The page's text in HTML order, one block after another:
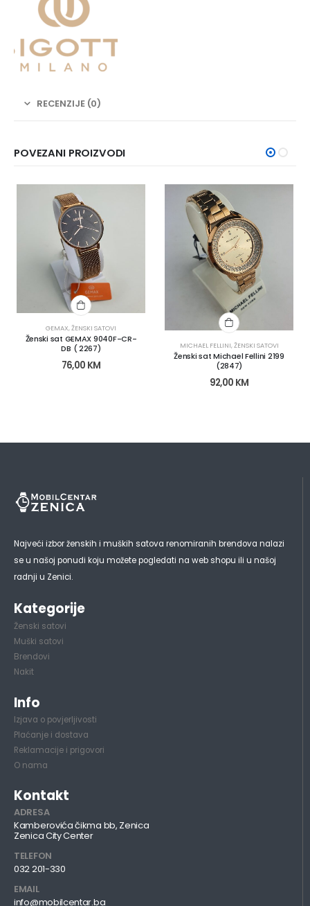
RECENZIJE (0)
POVEZANI PROIZVODI
GEMAX,ŽENSKI SATOVI
Ženski sat GEMAX 9040F-CR-
DB ( 2267)
76,00 KM
MICHAEL FELLINI,ŽENSKI SATOVI
Ženski sat Michael Fellini 2199
(2847)
92,00 KM
Najveći izbor ženskih i muških satova renomiranih brendova nalazi
se u našoj ponudi koju možete pogledati na web shopu ili u našoj
radnji u Zenici.
Kategorije
Ženski satovi
Muški satovi
Brendovi
Nakit
Info
Izjava o povjerljivosti
Plaćanje i dostava
Reklamacije i prigovori
O nama
Kontakt
ADRESA
Kamberovića čikma bb, Zenica
Zenica City Center
TELEFON
032 201-330
EMAIL
info@mobilcentar.ba